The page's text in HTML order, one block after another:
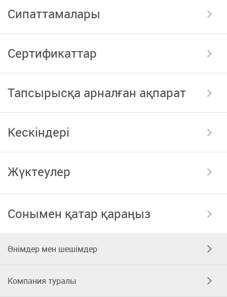
Сипаттамалары
Сертификаттар
Тапсырысқа арналған ақпарат
Кескіндері
Жүктеулер
Сонымен қатар қараңыз
Өнімдер мен шешімдер
Компания туралы